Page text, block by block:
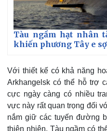
Tàu ngầm hạt nhân
khiến phương Tây e
Với thiết kế có khả năng
Arkhangelsk có thể hỗ trợ
cực ngày càng có nhiều
vực này rất quan trọng đối
nắm giữ các tuyến đường
thiên nhiên. Tàu ngầm có